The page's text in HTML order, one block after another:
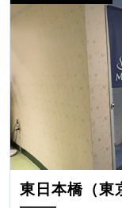
東日本橋（東